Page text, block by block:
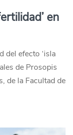
en
del efecto ‘isla
de Prosopis
de la Facultad de